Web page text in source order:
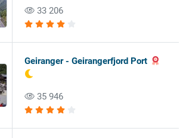
33 206
Geiranger - Geirangerfjord Port
35 946